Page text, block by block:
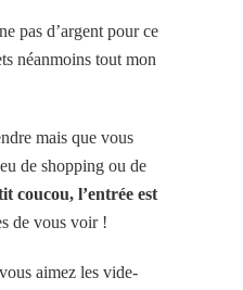
pas d’argent pour ce
néanmoins tout mon
mais que vous
de shopping ou de
coucou, l’entrée est
de vous voir !
aimez les vide-